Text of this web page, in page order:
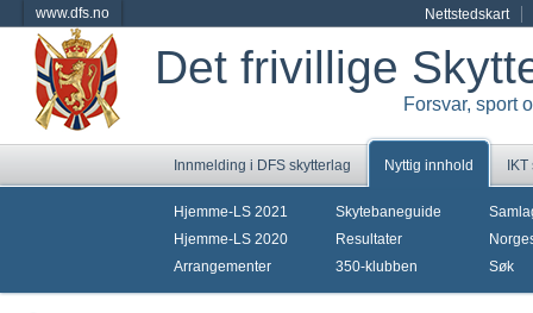
www.dfs.no Nettstedskart
Det frivillige
Forsvar, sport
Innmelding i DFS skytterlag Nyttig innhold
Hjemme-LS 2021
Hjemme-LS 2020
Arrangementer
Skytebaneguide
Resultater
350-klubben
Søk